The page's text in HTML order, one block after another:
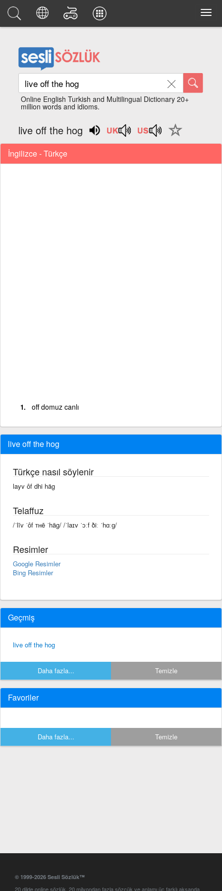
Online English Turkish and Multilingual Dictionary 20+
million words and idioms.
live off the hog
İngilizce - Türkçe
off domuz canlı
live off the hog
Türkçe nasıl söylenir
layv ôf dhi häg
Telaffuz
/ˈlīv ˈôf ᴛʜē ˈhäg/ /ˈlaɪv ˈɔːf ðiː ˈhɑːɡ/
Resimler
Google Resimler
Bing Resimler
Geçmiş
live off the hog
Daha fazla... Temizle
Favoriler
Daha fazla... Temizle
© 1999-2026 Sesli Sözlük™
20 dilde online sözlük. 20 milyondan fazla sözcük ve anlamı üç farklı aksanda